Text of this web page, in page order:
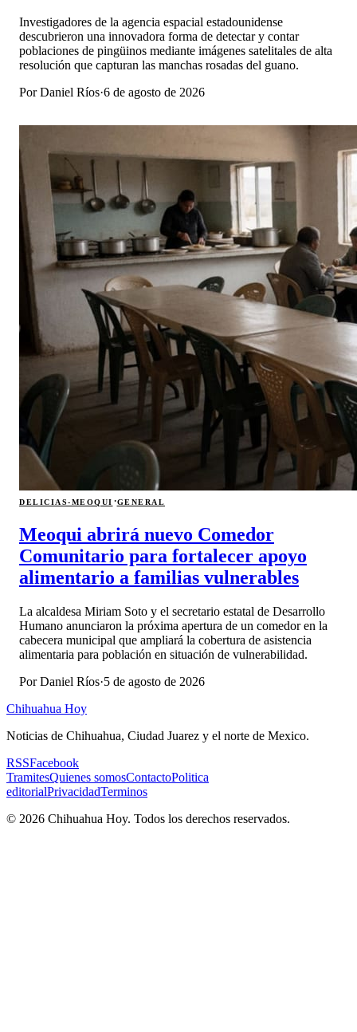
Investigadores de la agencia espacial estadounidense
descubrieron una innovadora forma de detectar y contar
poblaciones de pingüinos mediante imágenes satelitales de alta
resolución que capturan las manchas rosadas del guano.
PorDaniel Ríos·6 de agosto de 2026
DELICIAS-MEOQUI ·GENERAL
Meoqui abrirá nuevo Comedor
Comunitario para fortalecer apoyo
alimentario a familias vulnerables
La alcaldesa Miriam Soto y el secretario estatal de Desarrollo
Humano anunciaron la próxima apertura de un comedor en la
cabecera municipal que ampliará la cobertura de asistencia
alimentaria para población en situación de vulnerabilidad.
PorDaniel Ríos·5 de agosto de 2026
Chihuahua Hoy
Noticias de Chihuahua, Ciudad Juarez y el norte de Mexico.
RSSFacebook
TramitesQuienes somosContactoPolitica
editorialPrivacidadTerminos
© 2026 Chihuahua Hoy. Todos los derechos reservados.